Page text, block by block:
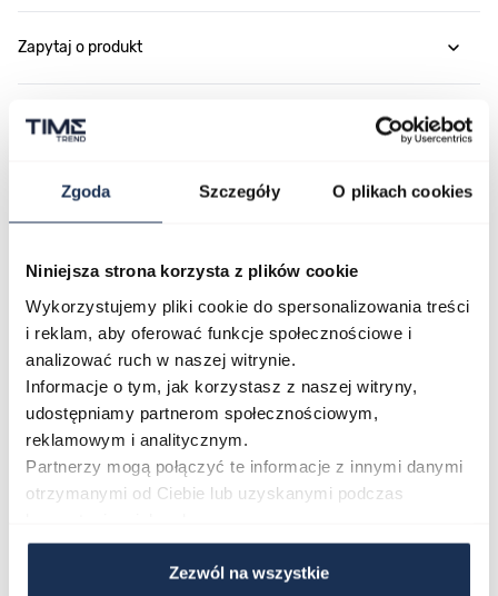
Zgoda Szczegóły O plikach cookies
Niniejsza strona korzysta z plików cookie
Wykorzystujemy pliki cookie do spersonalizowania treści
i reklam, aby oferować funkcje społecznościowe i
analizować ruch w naszej witrynie.
Informacje o tym, jak korzystasz z naszej witryny,
udostępniamy partnerom społecznościowym,
reklamowym i analitycznym.
Partnerzy mogą połączyć te informacje z innymi danymi
otrzymanymi od Ciebie lub uzyskanymi podczas
Zezwól na wszystkie
Zapytaj o produkt
Płatność i dostawa
Poruszanie się po elementach karuzeli jest możliwe za pomocą
Naciśnij, aby pominąć karuzelę
Naciśnij, aby przejść do nawigacji karuzeli
9DMQYES